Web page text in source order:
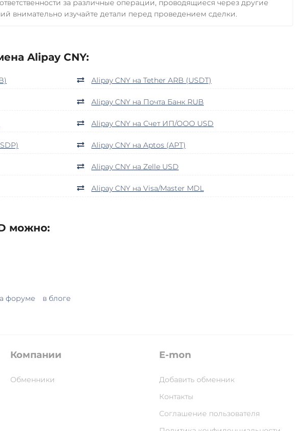
за различные операции, проводящиеся через другие
внимательно изучайте детали перед проведением сделки.
Alipay CNY:
Alipay CNY на Tether ARB (USDT)
Alipay CNY на Почта Банк RUB
Alipay CNY на Счет ИП/ООО USD
Alipay CNY на Aptos (APT)
Alipay CNY на Zelle USD
Alipay CNY на Visa/Master MDL
можно:
форуме в блоге
Компании
Обменники
E-mon
Добавить обменник
Контакты
Соглашение пользователя